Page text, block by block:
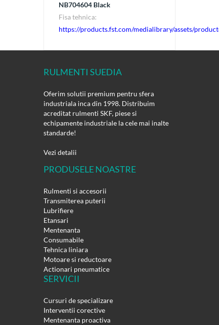
NB704604 Black
Fisa tehnica:
https://products.fst.com/medialibrary/assets/
RULMENTI SUEDIA
Oferim solutii premium pentru sfera
industriala inca din 1998. Distribuim
acreditat rulmenti SKF, piese si
echipamente industriale la cele mai inalte
standarde!
Vezi detalii
PRODUSELE NOASTRE
Rulmenti si accesorii
Transmiterea puterii
Lubrifiere
Etansari
Mentenanta
Consumabile
Tehnica liniara
Motoare si reductoare
Actionari pneumatice
SERVICII
Cursuri de specializare
Interventii corective
Mentenanta proactiva